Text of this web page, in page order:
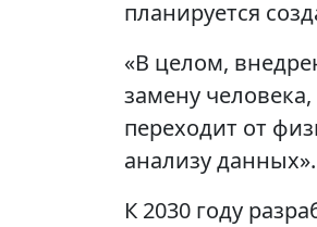
планируется
«В целом,
замену
переходит от
анализу данных».
К 2030 году